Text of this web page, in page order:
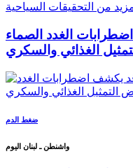
من التحقيقات السياحية
الغدد الصماء
الغذائي والسكري
ضغط الدم
واشنطن ـ لبنان اليوم